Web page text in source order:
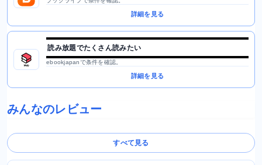
詳細を見る
読み放題でたくさん読みたい
ebookjapanで条件を確認。
詳細を見る
みんなのレビュー
すべて見る